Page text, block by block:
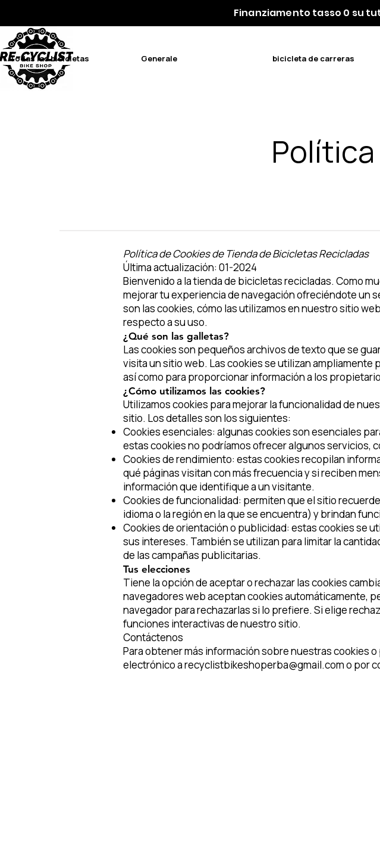
Finanziamento tasso 0 su
Todas las bicicletas Generale bicicleta de carreras
Política de Cookies de Tienda de Bicicletas Recicladas
Última actualización: 01-2024
Bienvenido a la tienda de bicicletas recicladas. Como
mejorar tu experiencia de navegación ofreciéndote un
son las cookies, cómo las utilizamos en nuestro sitio web
respecto a su uso.
¿Qué son las galletas?
Las cookies son pequeños archivos de texto que se
visita un sitio web. Las cookies se utilizan
así como para proporcionar información a los
¿Cómo utilizamos las cookies?
Utilizamos cookies para mejorar la funcionalidad de
sitio. Los detalles son los siguientes:
Cookies esenciales: algunas cookies son esenciales
estas cookies no podríamos ofrecer algunos servicios,
Cookies de rendimiento: estas cookies recopilan
qué páginas visitan con más frecuencia y si reciben
información que identifique a un visitante.
Cookies de funcionalidad: permiten que el sitio
idioma o la región en la que se encuentra) y brindan
Cookies de orientación o publicidad: estas cookies se
sus intereses. También se utilizan para limitar la
de las campañas publicitarias.
Tus elecciones
Tiene la opción de aceptar o rechazar las cookies
navegadores web aceptan cookies automáticamente,
navegador para rechazarlas si lo prefiere. Si elige
funciones interactivas de nuestro sitio.
Contáctenos
Para obtener más información sobre nuestras cookies
electrónico arecyclistbikeshoperba@gmail.como por